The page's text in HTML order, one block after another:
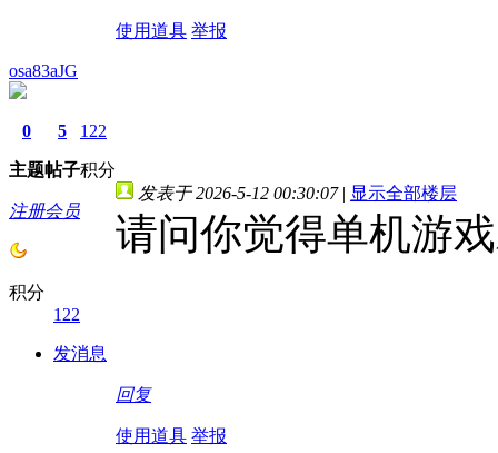
使用道具 举报
osa83aJG
0
主题
5
帖子
122
积分
注册会员
积分
122
发消息
发表于 2026-5-12 00:30:07 | 显示全部楼层
请问你觉得单机游
回复
使用道具 举报